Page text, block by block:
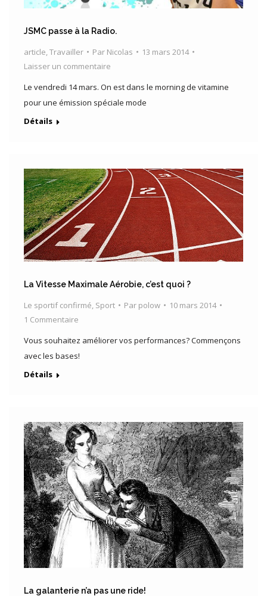
JSMC passe à la Radio.
article,Travailler Par Nicolas
13 mars 2014
Laisser un commentaire
Le vendredi 14 mars. On est dans le morning de vitamine
pour une émission spéciale mode
Détails
La Vitesse Maximale Aérobie, c’est quoi ?
Le sportif confirmé, Sport Par polow
10 mars 2014
1 Commentaire
Vous souhaitez améliorer vos performances? Commençons
avec les bases!
Détails
La galanterie n’a pas une ride!